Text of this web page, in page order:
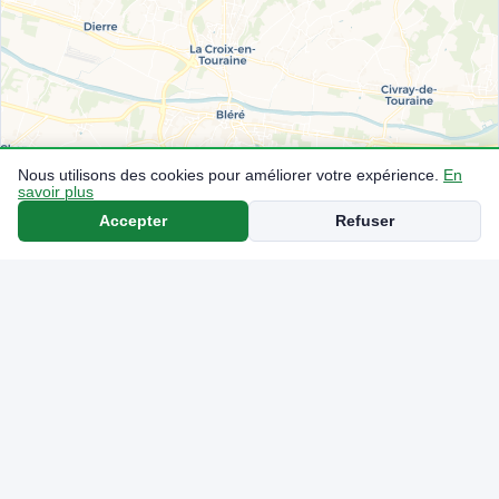
Nous utilisons des cookies pour améliorer votre expérience.
En
savoir plus
Accepter Refuser